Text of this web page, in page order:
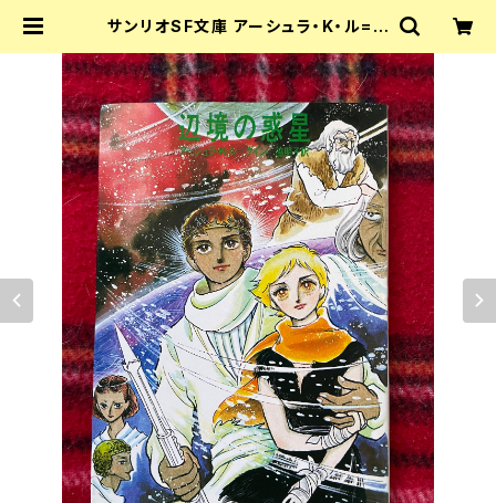
サンリオSF文庫 アーシュラ・K・ル=グ
ー：竹宮恵子 | 古書 まずる